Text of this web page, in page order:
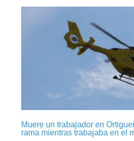
Muere un trabajador en
rama mientras trabajaba en el